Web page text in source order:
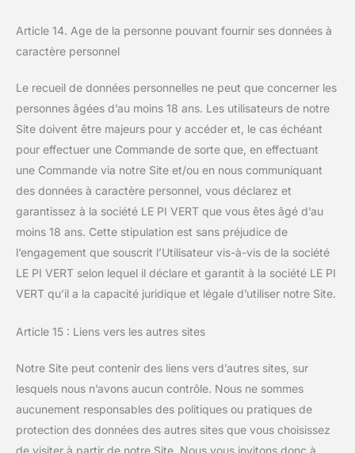
Article 14. Age de la personne pouvant fournir ses données à
caractère personnel
Le recueil de données personnelles ne peut que concerner les
personnes âgées d’au moins 18 ans. Les utilisateurs de notre
Site doivent être majeurs pour y accéder et, le cas échéant
pour effectuer une Commande de sorte que, en effectuant
une Commande via notre Site et/ou en nous communiquant
des données à caractère personnel, vous déclarez et
garantissez à la société LE PI VERT que vous êtes âgé d’au
moins 18 ans. Cette stipulation est sans préjudice de
l’engagement que souscrit l’Utilisateur vis-à-vis de la société
LE PI VERT selon lequel il déclare et garantit à la société LE PI
VERT qu’il a la capacité juridique et légale d’utiliser notre Site.
Article 15 : Liens vers les autres sites
Notre Site peut contenir des liens vers d’autres sites, sur
lesquels nous n’avons aucun contrôle. Nous ne sommes
aucunement responsables des politiques ou pratiques de
protection des données des autres sites que vous choisissez
de visiter à partir de notre Site. Nous vous invitons donc à